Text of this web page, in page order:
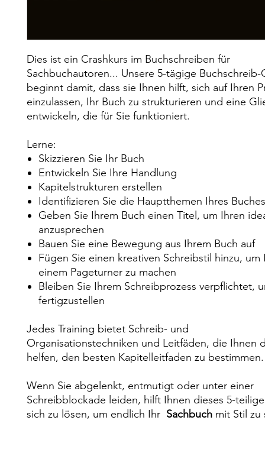
Dies ist ein Crashkurs im Buchschreiben für
Sachbuchautoren... Unsere 5-tägige Buchschreib-
beginnt damit, dass sie Ihnen hilft, sich auf Ihren
einzulassen, Ihr Buch zu strukturieren und eine
entwickeln, die für Sie funktioniert.
Lerne:
Skizzieren Sie Ihr Buch
Entwickeln Sie Ihre Handlung
Kapitelstrukturen erstellen
Identifizieren Sie die Hauptthemen Ihres
Geben Sie Ihrem Buch einen Titel, um Ihren
anzusprechen
Bauen Sie eine Bewegung aus Ihrem Buch auf
Fügen Sie einen kreativen Schreibstil hinzu, um
einem Pageturner zu machen
Bleiben Sie Ihrem Schreibprozess verpflichtet,
fertigzustellen
Jedes Training bietet Schreib- und
Organisationstechniken und Leitfäden, die Ihnen
helfen, den besten Kapitelleitfaden zu bestimmen.
Wenn Sie abgelenkt, entmutigt oder unter einer
Schreibblockade leiden, hilft Ihnen dieses 5-
sich zu lösen, um endlich Ihr Sachbuch mit Stil zu